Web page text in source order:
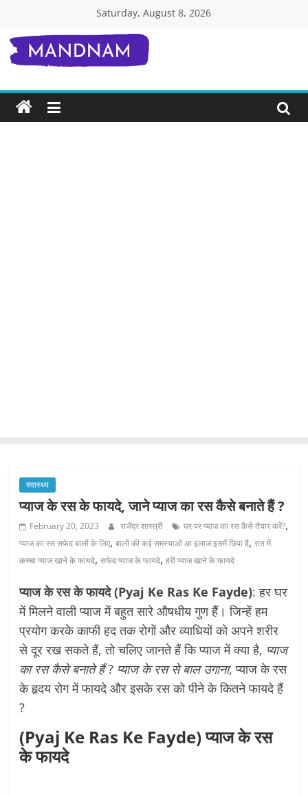
content
Saturday, August 8, 2026
Mandnam.com
जाने
एक-
स्वास्थ्य
प्याज के रस के फायदे, जाने प्याज का रस कैसे बनाते हैं ?
February 20, 2023 राजेंद्र शास्त्री घर पर प्याज का रस कैसे तैयार करें?,
प्याज का रस सफेद बालों के लिए,बालों की कई समस्‍याओं आ इलाज इसमें छ‍िपा है,रात में
कच्चा प्याज खाने के फायदे,सफेद प्याज के फायदे,हरी प्याज खाने के फायदे
प्याज के रस के फायदे (Pyaj Ke Ras Ke Fayde): हर घर
में मिलने वाली प्याज में बहुत सारे औषधीय गुण हैं। जिन्हें हम
प्रयोग करके काफी हद तक रोगों और व्याधियों को अपने शरीर
से दूर रख सकते हैं, तो चलिए जानते हैं कि प्याज में क्या है, प्याज
का रस कैसे बनाते हैं? प्याज के रस से बाल उगाना, प्याज के रस
के हृदय रोग में फायदे और इसके रस को पीने के कितने फायदे हैं
?
(Pyaj Ke Ras Ke Fayde) प्याज के रस
के फायदे